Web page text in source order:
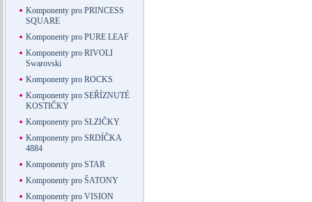
Komponenty pro PRINCESS
SQUARE
Komponenty pro PURE LEAF
Komponenty pro RIVOLI
Swarovski
Komponenty pro ROCKS
Komponenty pro SEŘÍZNUTÉ
KOSTIČKY
Komponenty pro SLZIČKY
Komponenty pro SRDÍČKA
4884
Komponenty pro STAR
Komponenty pro ŠATONY
Komponenty pro VISION